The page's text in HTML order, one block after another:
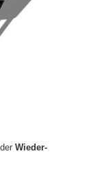
Wieder-